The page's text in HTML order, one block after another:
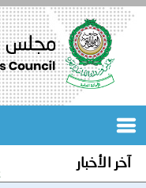
الرئيسية
آخر الأخبار